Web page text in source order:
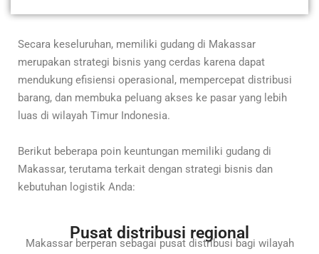
Secara keseluruhan, memiliki gudang di Makassar
merupakan strategi bisnis yang cerdas karena dapat
mendukung efisiensi operasional, mempercepat distribusi
barang, dan membuka peluang akses ke pasar yang lebih
luas di wilayah Timur Indonesia.
Berikut beberapa poin keuntungan memiliki gudang di
Makassar, terutama terkait dengan strategi bisnis dan
kebutuhan logistik Anda:
Pusat distribusi regional
Makassar berperan sebagai pusat distribusi bagi wilayah